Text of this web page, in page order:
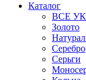
Каталог
ВСЕ
Золото
Серебро
Серьги